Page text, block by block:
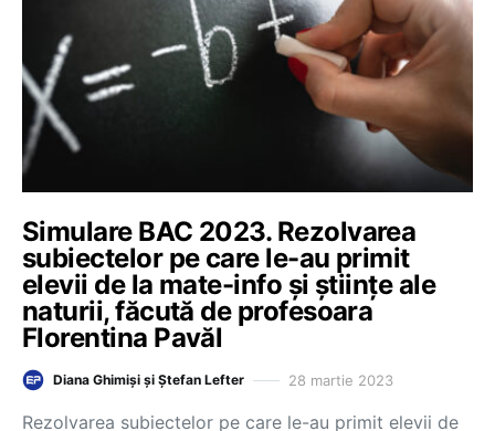
Simulare BAC 2023. Rezolvarea
subiectelor pe care le-au primit
elevii de la mate-info și științe ale
naturii, făcută de profesoara
Florentina Pavăl
Diana Ghimiși și Ștefan Lefter 28 martie 2023
Rezolvarea subiectelor pe care le-au primit elevii de